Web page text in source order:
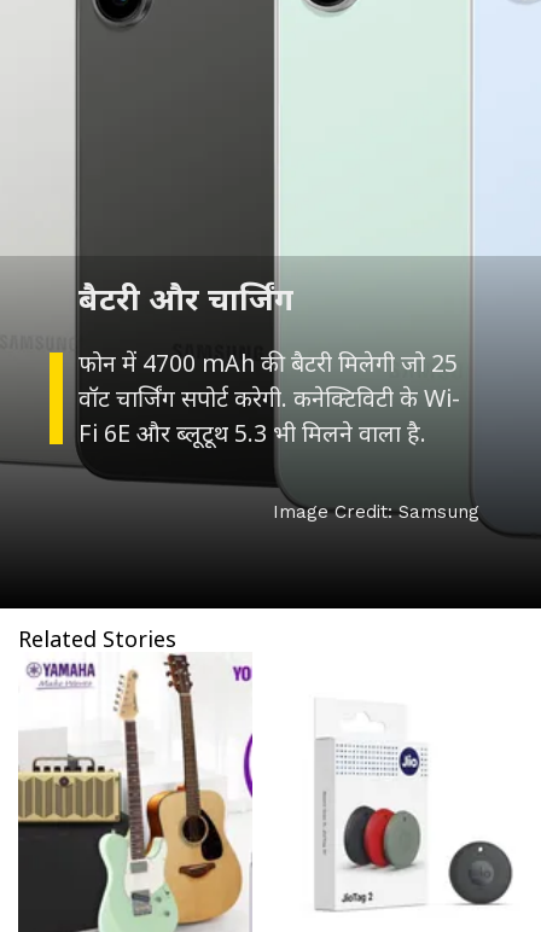
फोन में 4700 mAh की बैटरी मिलेगी जो 25
वॉट चार्जिंग सपोर्ट करेगी. कनेक्टिविटी के Wi-
Fi 6E और ब्लूटूथ 5.3 भी मिलने वाला है.
बैटरी और चार्जिंग
Image Credit: Samsung
Related Stories